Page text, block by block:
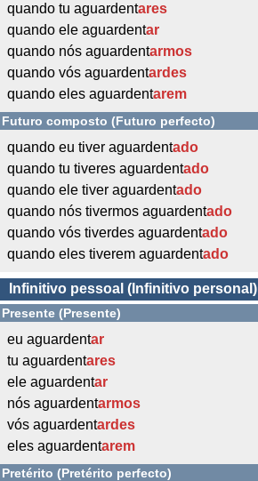
quando tu aguardentares
quando ele aguardentar
quando nós aguardentarmos
quando vós aguardentardes
quando eles aguardentarem
Futuro composto (Futuro perfecto)
quando eu tiver aguardentado
quando tu tiveres aguardentado
quando ele tiver aguardentado
quando nós tivermos aguardentado
quando vós tiverdes aguardentado
quando eles tiverem aguardentado
Infinitivo pessoal (Infinitivo personal)
Presente (Presente)
eu aguardentar
tu aguardentares
ele aguardentar
nós aguardentarmos
vós aguardentardes
eles aguardentarem
Pretérito (Pretérito perfecto)